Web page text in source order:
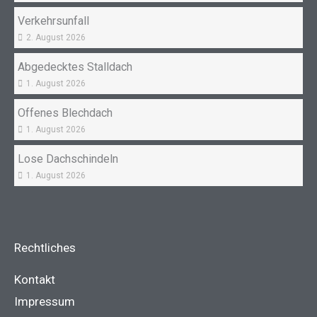
Verkehrsunfall
2. August 2026
Abgedecktes Stalldach
1. August 2026
Offenes Blechdach
1. August 2026
Lose Dachschindeln
1. August 2026
Rechtliches
Kontakt
Impressum